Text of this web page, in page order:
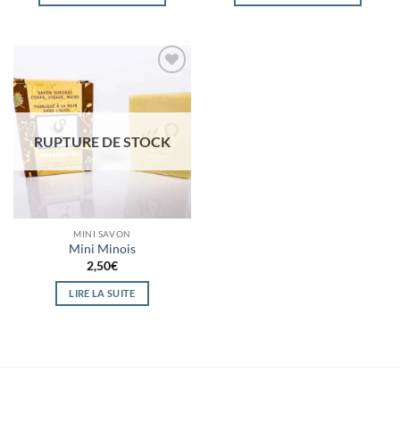
à la
wishlist
RUPTURE DE STOCK
MINI SAVON
Mini Minois
2,50€
LIRE LA SUITE